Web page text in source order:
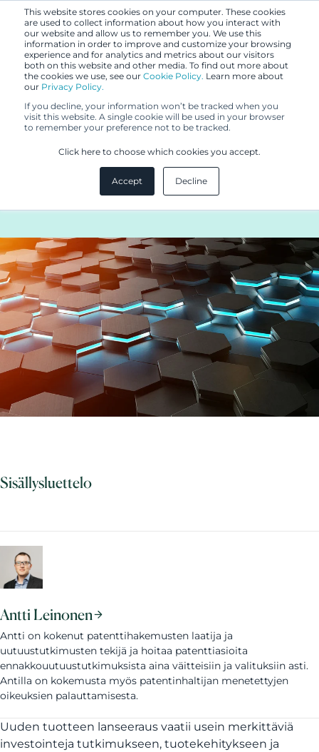
This website stores cookies on your computer. These cookies
are used to collect information about how you interact with
our website and allow us to remember you. We use this
information in order to improve and customize your browsing
experience and for analytics and metrics about our visitors
both on this website and other media. To find out more about
the cookies we use, see our Cookie Policy. Learn more about
our Privacy Policy.
If you decline, your information won’t be tracked when you
visit this website. A single cookie will be used in your browser
to remember your preference not to be tracked.
Click here to choose which cookies you accept.
Accept Decline
1.3.2021
Minimoi patenttiriskisi ja hyödy
tunnetusta tiedosta – seuraa
muiden patentointia
Sisällysluettelo
Antti Leinonen
Antti on kokenut patenttihakemusten laatija ja
uutuustutkimusten tekijä ja hoitaa patenttiasioita
ennakkouutuustutkimuksista aina väitteisiin ja valituksiin asti.
Antilla on kokemusta myös patentinhaltijan menetettyjen
oikeuksien palauttamisesta.
Uuden tuotteen lanseeraus vaatii usein merkittäviä
investointeja tutkimukseen, tuotekehitykseen ja